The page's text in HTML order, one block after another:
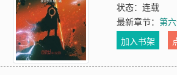
状态：连载
最新章节：第
加入书架